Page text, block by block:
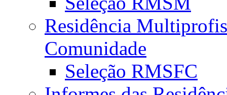
Residência
Comunidade
Seleção RMSFC